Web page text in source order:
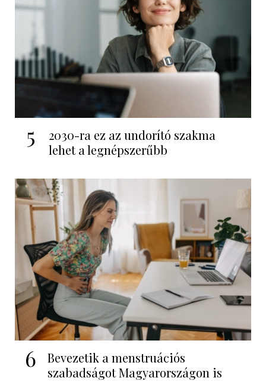
5
2030-ra ez az undorító szakma
lehet a legnépszerűbb
6
Bevezetik a menstruációs
szabadságot Magyarországon is